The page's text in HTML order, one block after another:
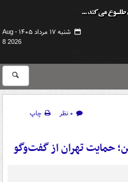
شنبه ۱۷ مرداد ۱۴۰۵ -
Aug
8 2026
۰ نظر
چاپ
حمایت تهران از گفت‌وگو